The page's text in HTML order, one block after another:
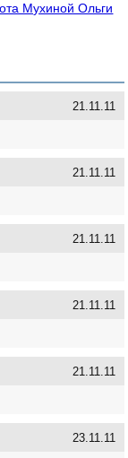
Мухиной Ольги
21.11.11
21.11.11
21.11.11
21.11.11
21.11.11
23.11.11